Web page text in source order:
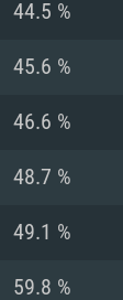
44.5 %
45.6 %
46.6 %
48.7 %
49.1 %
59.8 %